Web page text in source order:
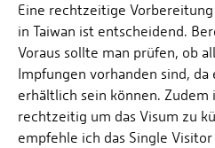
Eine rechtzeitige
in Taiwan ist entscheidend.
Voraus sollte man prüfen, ob
Impfungen vorhanden sind,
erhältlich sein können. Zudem
rechtzeitig um das Visum zu
empfehle ich das Single Visitor